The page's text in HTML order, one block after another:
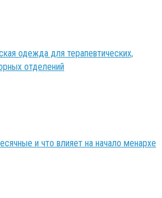
одежда для терапевтических,
отделений
и что влияет на начало менархе